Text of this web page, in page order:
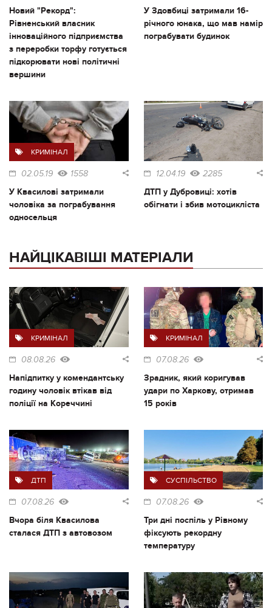
Новий "Рекорд":
Рівненський власник
інноваційного підприємства
з переробки торфу готується
підкорювати нові політичні
вершини
У Здовбиці затримали 16-
річного юнака, що мав намір
пограбувати будинок
КРИМІНАЛ
02.05.19 1558
У Квасилові затримали
чоловіка за пограбування
односельця
12.04.19 2285
ДТП у Дубровиці: хотів
обігнати і збив мотоцикліста
НАЙЦІКАВІШІ МАТЕРІАЛИ
КРИМІНАЛ
08.08.26
Напідпитку у комендантську
годину чоловік втікав від
поліції на Кореччині
КРИМІНАЛ
07.08.26
Зрадник, який коригував
удари по Харкову, отримав
15 років
ДТП
07.08.26
Вчора біля Квасилова
сталася ДТП з автовозом
СУСПІЛЬСТВО
07.08.26
Три дні поспіль у Рівному
фіксують рекордну
температуру